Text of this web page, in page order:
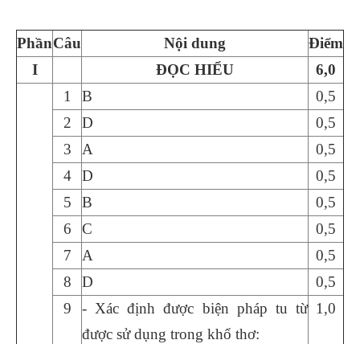
PhầnCâu Nội dung
Điểm
I
ĐỌC HIỂU 6,0
1
B
0,5
2
D
0,5
3
A
0,5
4
D
0,5
5
B
0,5
6
C
0,5
7
A
0,5
8
D
0,5
9
- Xác định được biện pháp tu từ
được sử dụng trong khổ thơ:
1,0